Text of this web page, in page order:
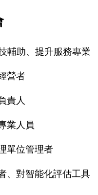
輔助、提升服務專業
營者
責人
業人員
單位管理者
、對智能化評估工具